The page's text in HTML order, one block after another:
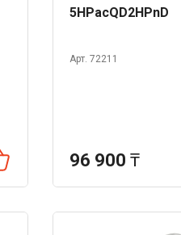
5HPacQD2HPnD
Арт. 72211
96 900 ₸